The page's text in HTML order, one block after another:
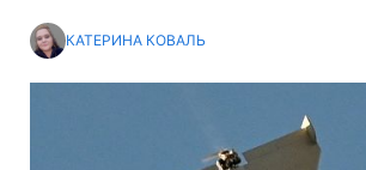
КАТЕРИНА КОВАЛЬ